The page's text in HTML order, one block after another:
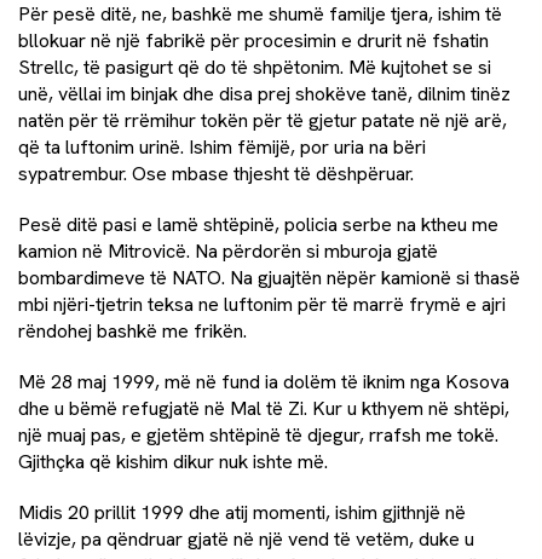
Për pesë ditë, ne, bashkë me shumë familje tjera, ishim të
bllokuar në një fabrikë për procesimin e drurit në fshatin
Strellc, të pasigurt që do të shpëtonim. Më kujtohet se si
unë, vëllai im binjak dhe disa prej shokëve tanë, dilnim tinëz
natën për të rrëmihur tokën për të gjetur patate në një arë,
që ta luftonim urinë. Ishim fëmijë, por uria na bëri
sypatrembur. Ose mbase thjesht të dëshpëruar.
Pesë ditë pasi e lamë shtëpinë, policia serbe na ktheu me
kamion në Mitrovicë. Na përdorën si mburoja gjatë
bombardimeve të NATO. Na gjuajtën nëpër kamionë si thasë
mbi njëri-tjetrin teksa ne luftonim për të marrë frymë e ajri
rëndohej bashkë me frikën.
Më 28 maj 1999, më në fund ia dolëm të iknim nga Kosova
dhe u bëmë refugjatë në Mal të Zi. Kur u kthyem në shtëpi,
një muaj pas, e gjetëm shtëpinë të djegur, rrafsh me tokë.
Gjithçka që kishim dikur nuk ishte më.
Midis 20 prillit 1999 dhe atij momenti, ishim gjithnjë në
lëvizje, pa qëndruar gjatë në një vend të vetëm, duke u